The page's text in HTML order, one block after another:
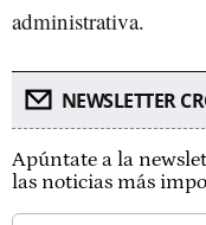
administrativa.
NEWSLETTER
Apúntate a la
las noticias más